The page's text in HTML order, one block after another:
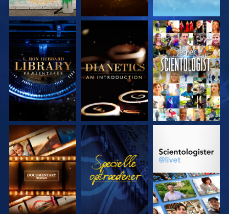
UDFORSK SERIEN UDFORSK SERIEN SE
UDFORSK SERIEN SE UDFORSK SERIEN